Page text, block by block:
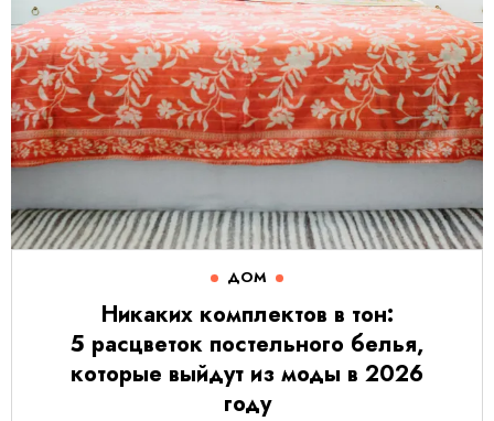
ДОМ
Никаких комплектов в тон:
5 расцветок постельного белья,
которые выйдут из моды в 2026
году